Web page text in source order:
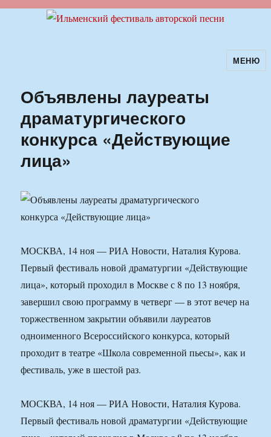
Ильменский фестиваль авторской
песни
МЕНЮ
Объявлены лауреаты
драматургического
конкурса «Действующие
лица»
МОСКВА, 14 ноя — РИА Новости, Наталия Курова.
Первый фестиваль новой драматургии «Действующие
лица», который проходил в Москве с 8 по 13 ноября,
завершил свою программу в четверг — в этот вечер на
торжественном закрытии объявили лауреатов
одноименного Всероссийского конкурса, который
проходит в театре «Школа современной пьесы», как и
фестиваль, уже в шестой раз.
МОСКВА, 14 ноя — РИА Новости, Наталия Курова.
Первый фестиваль новой драматургии «Действующие